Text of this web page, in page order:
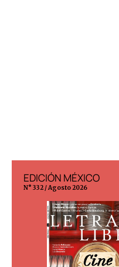
EDICIÓN MÉXICO
N° 332 / Agosto 2026